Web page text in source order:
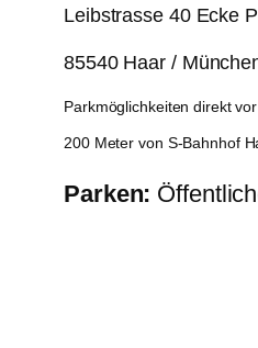
Leibstrasse 40 Ecke
85540 Haar /
Parkmöglichkeiten direkt
200 Meter von S-Bahnhof
Parken: